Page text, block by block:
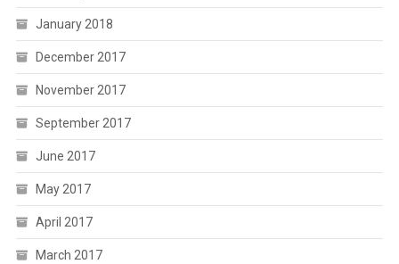
January 2018
December 2017
November 2017
September 2017
June 2017
May 2017
April 2017
March 2017